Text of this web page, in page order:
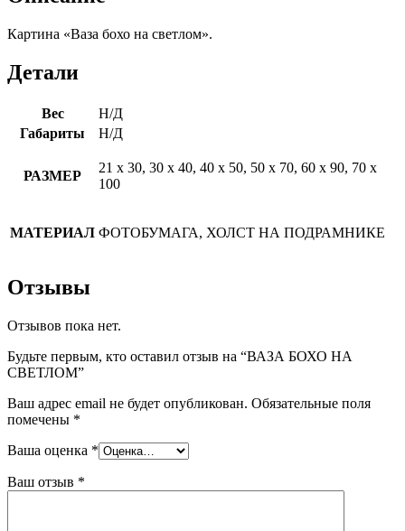
Картина «Ваза бохо на светлом».
Детали
Вес
Н/Д
Габариты
Н/Д
РАЗМЕР
21 х 30, 30 х 40, 40 х 50, 50 х 70, 60 х 90, 70 х
100
МАТЕРИАЛ ФОТОБУМАГА, ХОЛСТ НА ПОДРАМНИКЕ
Отзывы
Отзывов пока нет.
Будьте первым, кто оставил отзыв на “ВАЗА БОХО НА
СВЕТЛОМ”
Ваш адрес email не будет опубликован. Обязательные поля
помечены *
Ваша оценка *
Ваш отзыв *